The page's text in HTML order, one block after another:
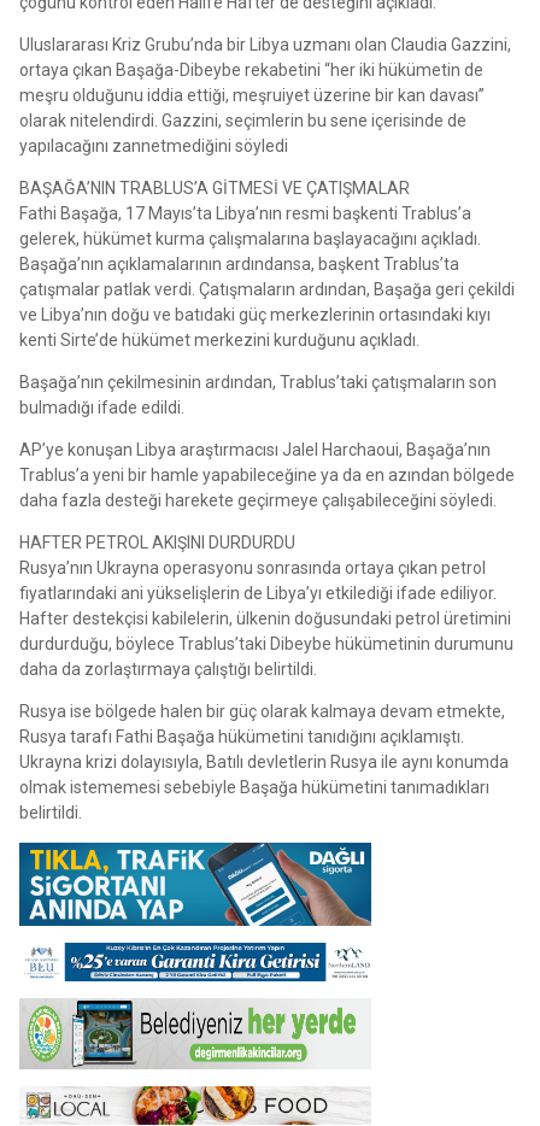
Uluslararası Kriz Grubu’nda bir Libya uzmanı olan Claudia Gazzini,
ortaya çıkan Başağa-Dibeybe rekabetini “her iki hükümetin de
meşru olduğunu iddia ettiği, meşruiyet üzerine bir kan davası”
olarak nitelendirdi. Gazzini, seçimlerin bu sene içerisinde de
yapılacağını zannetmediğini söyledi
BAŞAĞA’NIN TRABLUS’A GİTMESİ VE ÇATIŞMALAR
Fathi Başağa, 17 Mayıs’ta Libya’nın resmi başkenti Trablus’a
gelerek, hükümet kurma çalışmalarına başlayacağını açıkladı.
Başağa’nın açıklamalarının ardındansa, başkent Trablus’ta
çatışmalar patlak verdi. Çatışmaların ardından, Başağa geri çekildi
ve Libya’nın doğu ve batıdaki güç merkezlerinin ortasındaki kıyı
kenti Sirte’de hükümet merkezini kurduğunu açıkladı.
Başağa’nın çekilmesinin ardından, Trablus’taki çatışmaların son
bulmadığı ifade edildi.
AP’ye konuşan Libya araştırmacısı Jalel Harchaoui, Başağa’nın
Trablus’a yeni bir hamle yapabileceğine ya da en azından bölgede
daha fazla desteği harekete geçirmeye çalışabileceğini söyledi.
HAFTER PETROL AKIŞINI DURDURDU
Rusya’nın Ukrayna operasyonu sonrasında ortaya çıkan petrol
fiyatlarındaki ani yükselişlerin de Libya’yı etkilediği ifade ediliyor.
Hafter destekçisi kabilelerin, ülkenin doğusundaki petrol üretimini
durdurduğu, böylece Trablus’taki Dibeybe hükümetinin durumunu
daha da zorlaştırmaya çalıştığı belirtildi.
Rusya ise bölgede halen bir güç olarak kalmaya devam etmekte,
Rusya tarafı Fathi Başağa hükümetini tanıdığını açıklamıştı.
Ukrayna krizi dolayısıyla, Batılı devletlerin Rusya ile aynı konumda
olmak istememesi sebebiyle Başağa hükümetini tanımadıkları
belirtildi.